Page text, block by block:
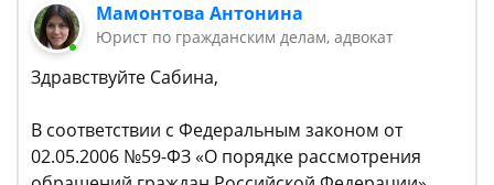
Мамонтова Антонина
Юрист по гражданским делам, адвокат
Здравствуйте Сабина,
В соответствии с Федеральным законом от
02.05.2006 №59-ФЗ «О порядке рассмотрения